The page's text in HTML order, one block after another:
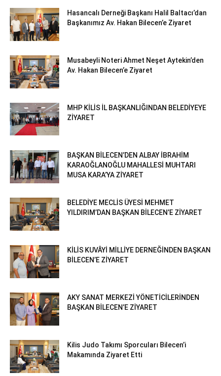
Hasancalı Derneği Başkanı Halil Baltacı’dan
Başkanımız Av. Hakan Bilecen’e Ziyaret
Musabeyli Noteri Ahmet Neşet Aytekin’den
Av. Hakan Bilecen’e Ziyaret
MHP KİLİS İL BAŞKANLIĞINDAN BELEDİYEYE
ZİYARET
BAŞKAN BİLECEN’DEN ALBAY İBRAHİM
KARAOĞLANOĞLU MAHALLESİ MUHTARI
MUSA KARA’YA ZİYARET
BELEDİYE MECLİS ÜYESİ MEHMET
YILDIRIM’DAN BAŞKAN BİLECEN’E ZİYARET
KİLİS KUVÂYİ MİLLİYE DERNEĞİNDEN BAŞKAN
BİLECEN’E ZİYARET
AKY SANAT MERKEZİ YÖNETİCİLERİNDEN
BAŞKAN BİLECEN’E ZİYARET
Kilis Judo Takımı Sporcuları Bilecen’i
Makamında Ziyaret Etti